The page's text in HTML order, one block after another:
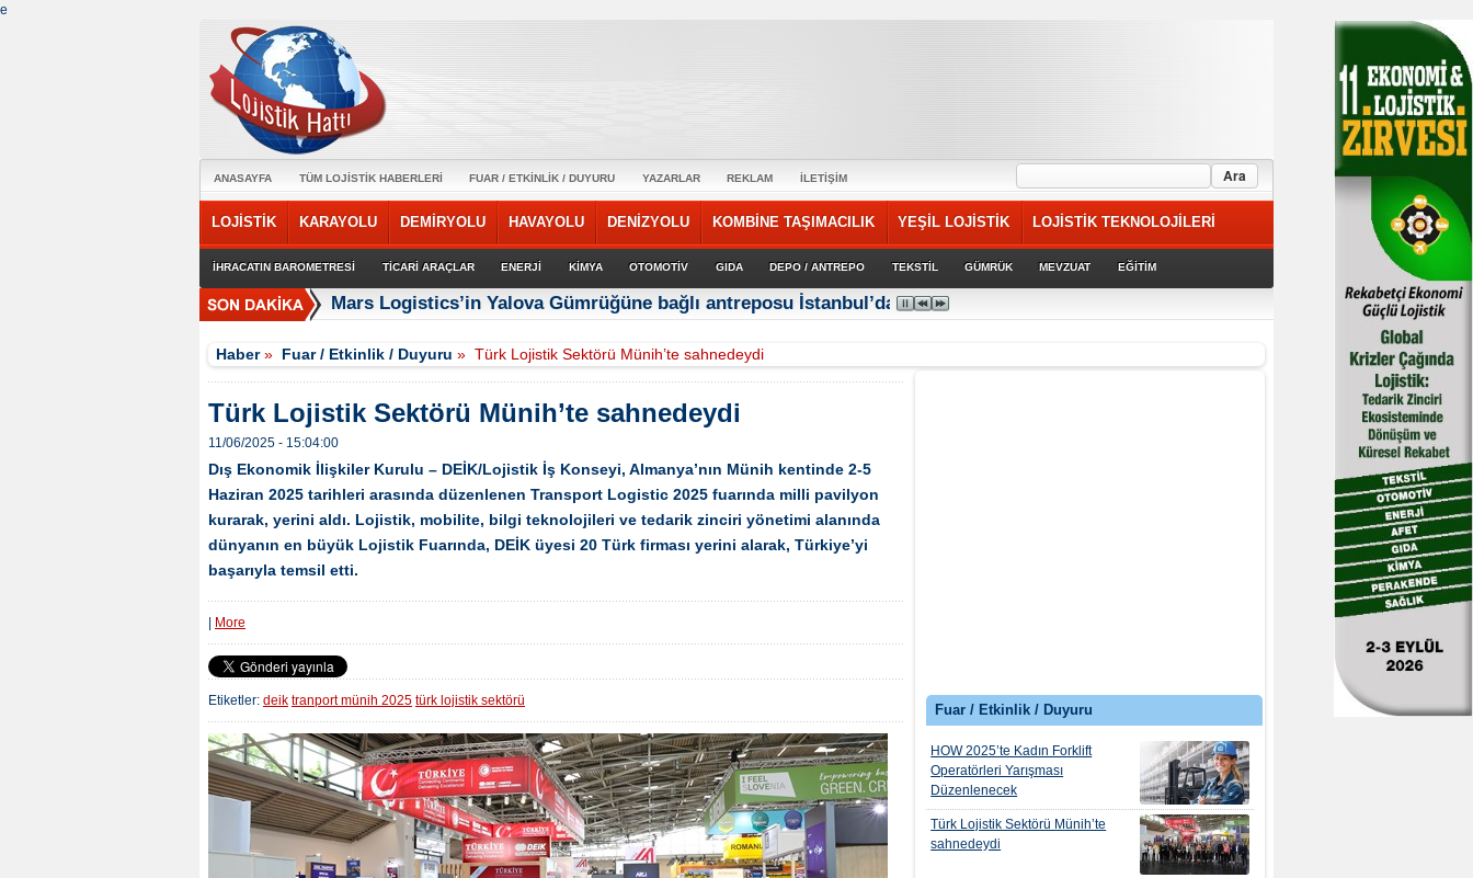
e
ANASAYFA TÜM LOJİSTİK HABERLERİ FUAR / ETKİNLİK / DUYURU YAZARLAR REKLAM İLETİŞİM
LOJİSTİK KARAYOLU DEMİRYOLU HAVAYOLU DENİZYOLU KOMBİNE TAŞIMACILIK YEŞİL LOJİSTİK LOJİSTİK TEKNOLOJİLERİ
İHRACATIN BAROMETRESİ TİCARİ ARAÇLAR ENERJİ KİMYA OTOMOTİV GIDA DEPO / ANTREPO TEKSTİL GÜMRÜK MEVZUAT EĞİTİM
Mars Logistics’in Yalova Gümrüğüne bağlı antreposu İstanbul’da hizmet veriyor
Haber» Fuar / Etkinlik / Duyuru »Türk Lojistik Sektörü Münih’te sahnedeydi
Fuar / Etkinlik / Duyuru
HOW 2025’te Kadın Forklift
Operatörleri Yarışması
Düzenlenecek
Türk Lojistik Sektörü Münih’te
sahnedeydi
Türk Lojistik Sektörü Münih’te sahnedeydi
11/06/2025 - 15:04:00
Dış Ekonomik İlişkiler Kurulu – DEİK/Lojistik İş Konseyi, Almanya’nın Münih kentinde 2-5
Haziran 2025 tarihleri arasında düzenlenen Transport Logistic 2025 fuarında milli pavilyon
kurarak, yerini aldı. Lojistik, mobilite, bilgi teknolojileri ve tedarik zinciri yönetimi alanında
dünyanın en büyük Lojistik Fuarında, DEİK üyesi 20 Türk firması yerini alarak, Türkiye’yi
başarıyla temsil etti.
More
Etiketler: deik tranport münih 2025 türk lojistik sektörü